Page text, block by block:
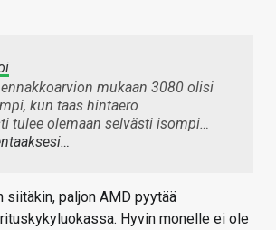
mukaan 3080 olisi
kun taas hintaero
tulee olemaan selvästi isompi…
siitäkin, paljon AMD pyytää
Hyvin monelle ei ole